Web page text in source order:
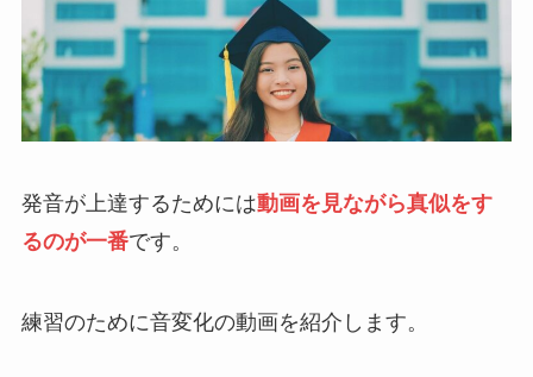
発音が上達するためには動画を見ながら真似をす
るのが一番です。
練習のために音変化の動画を紹介します。